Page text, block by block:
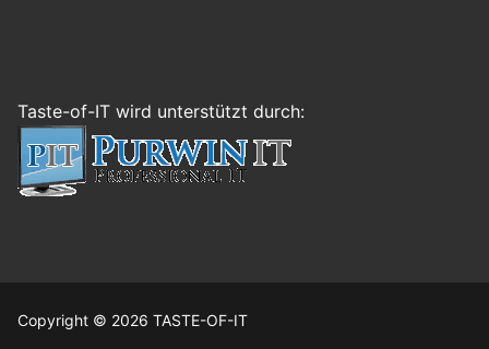
Taste-of-IT wird unterstützt durch:
Copyright © 2026 TASTE-OF-IT